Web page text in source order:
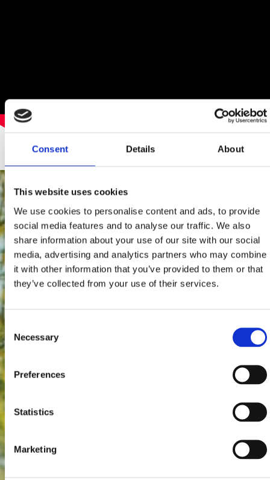
Consent Details About
This website uses cookies
We use cookies to personalise content and ads, to provide
social media features and to analyse our traffic. We also
share information about your use of our site with our social
media, advertising and analytics partners who may combine
it with other information that you’ve provided to them or that
they’ve collected from your use of their services.
Selection
Necessary
Preferences
Statistics
Marketing